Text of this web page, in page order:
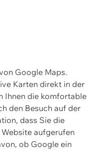
Google Maps.
Karten direkt in der
Ihnen die komfortable
den Besuch auf der
dass Sie die
aufgerufen
ob Google ein